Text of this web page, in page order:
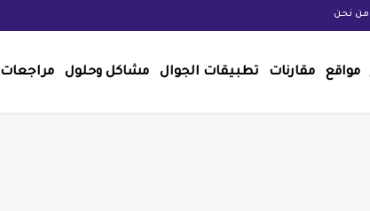
من نحن
مواقع مقارنات تطبيقات الجوال مشاكل وحلول مراجعات